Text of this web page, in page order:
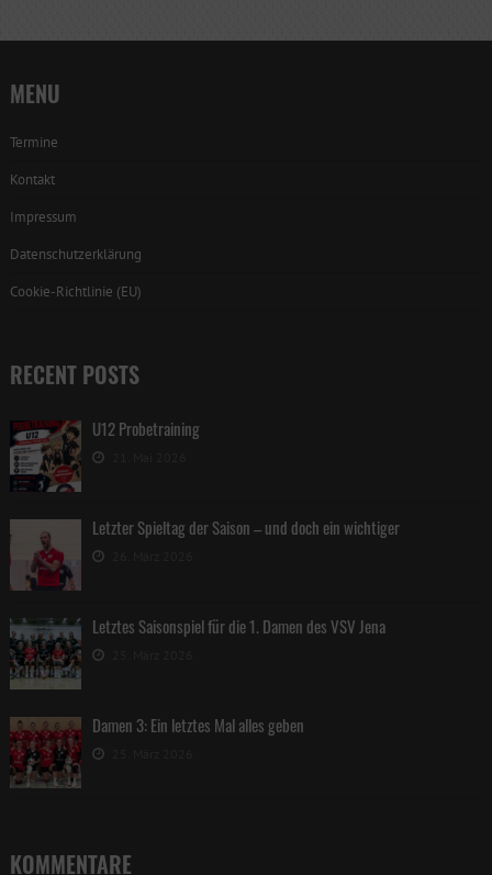
MENU
Termine
Kontakt
Impressum
Datenschutzerklärung
Cookie-Richtlinie (EU)
RECENT POSTS
U12 Probetraining
Letzter Spieltag der Saison – und doch ein wichtiger
Letztes Saisonspiel für die 1. Damen des VSV Jena
Damen 3: Ein letztes Mal alles geben
KOMMENTARE